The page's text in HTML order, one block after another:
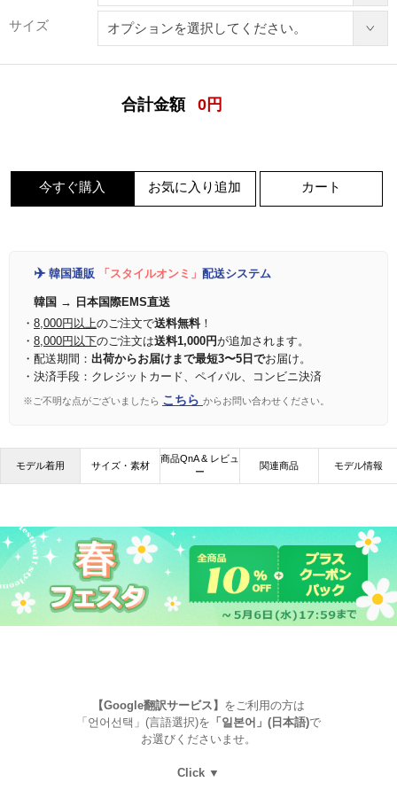
サイズ
合計金額 0 円
今すぐ購入 お気に入り追加 カート
✈️ 韓国通販 「スタイルオンミ」 配送システム
韓国 → 日本国際EMS直送
・ 8,000円以上のご注文で送料無料！
・ 8,000円以下のご注文は送料1,000円が追加されます。
・配送期間： 出荷からお届けまで最短3〜5日でお届け。
・決済手段：クレジットカード、ペイパル、コンビニ決済
※ご不明な点がございましたら こちら からお問い合わせください。
モデル着用 サイズ・素材
商品QnA & レビュ
ー
関連商品 モデル情報
【Google翻訳サービス】 をご利用の方は
「언어선택」(言語選択)を 「일본어」(日本語)で
お選びくださいませ。
Click ▼